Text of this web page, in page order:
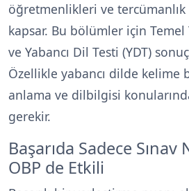
öğretmenlikleri ve tercümanlık
kapsar. Bu bölümler için Temel
ve Yabancı Dil Testi (YDT)
Özellikle yabancı dilde kelime
anlama ve dilbilgisi
gerekir.
Başarıda Sadece
OBP de Etkili